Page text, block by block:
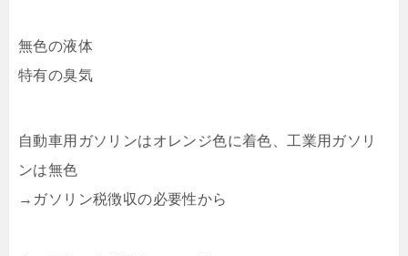
無色の液体
特有の臭気
自動車用ガソリンはオレンジ色に着色、工業用ガソリ
ンは無色
→ガソリン税徴収の必要性から